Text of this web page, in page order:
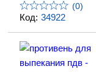
Код: 34922
(0)